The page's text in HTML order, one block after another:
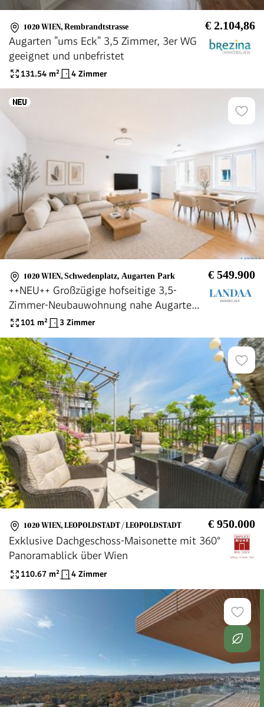
1020 WIEN, Rembrandtstrasse € 2.104,86
Augarten "ums Eck" 3,5 Zimmer, 3er WG
geeignet und unbefristet
131.54 m² 4 Zimmer
1020 WIEN, Schwedenplatz, Augarten Park € 549.900
++NEU++ Großzügige hofseitige 3,5-
Zimmer-Neubauwohnung nahe Augarten
& Innenstadt! Direkt bei U-Bahnstation
101 m² 3 Zimmer
1020 WIEN, LEOPOLDSTADT / LEOPOLDSTADT € 950.000
Exklusive Dachgeschoss-Maisonette mit 360°
Panoramablick über Wien
110.67 m² 4 Zimmer